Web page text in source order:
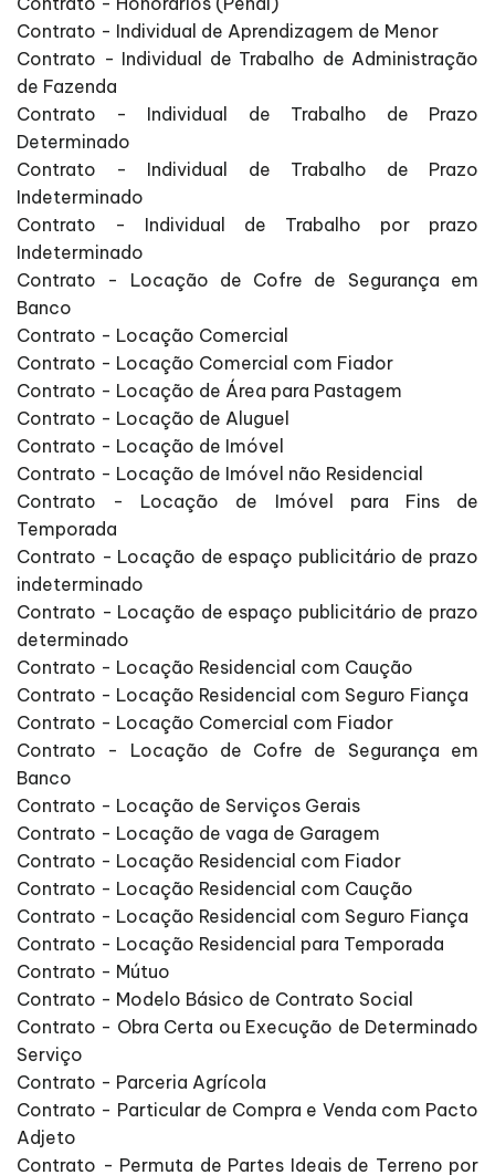
Contrato - Individual de Aprendizagem de Menor
Contrato - Individual de Trabalho de Administração
de Fazenda
Contrato - Individual de Trabalho de Prazo
Determinado
Contrato - Individual de Trabalho de Prazo
Indeterminado
Contrato - Individual de Trabalho por prazo
Indeterminado
Contrato - Locação de Cofre de Segurança em
Banco
Contrato - Locação Comercial
Contrato - Locação Comercial com Fiador
Contrato - Locação de Área para Pastagem
Contrato - Locação de Aluguel
Contrato - Locação de Imóvel
Contrato - Locação de Imóvel não Residencial
Contrato - Locação de Imóvel para Fins de
Temporada
Contrato - Locação de espaço publicitário de prazo
indeterminado
Contrato - Locação de espaço publicitário de prazo
determinado
Contrato - Locação Residencial com Caução
Contrato - Locação Residencial com Seguro Fiança
Contrato - Locação Comercial com Fiador
Contrato - Locação de Cofre de Segurança em
Banco
Contrato - Locação de Serviços Gerais
Contrato - Locação de vaga de Garagem
Contrato - Locação Residencial com Fiador
Contrato - Locação Residencial com Caução
Contrato - Locação Residencial com Seguro Fiança
Contrato - Locação Residencial para Temporada
Contrato - Mútuo
Contrato - Modelo Básico de Contrato Social
Contrato - Obra Certa ou Execução de Determinado
Serviço
Contrato - Parceria Agrícola
Contrato - Particular de Compra e Venda com Pacto
Adjeto
Contrato - Permuta de Partes Ideais de Terreno por